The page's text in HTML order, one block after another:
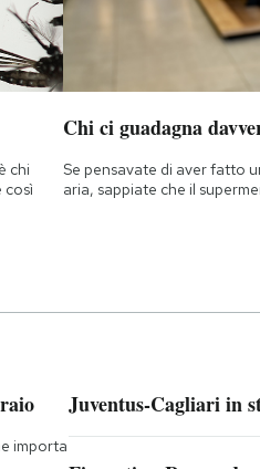
chi
così
Chi ci guadagna
Se pensavate di aver fatto
aria, sappiate che il
importa
Juventus-Cagliari in